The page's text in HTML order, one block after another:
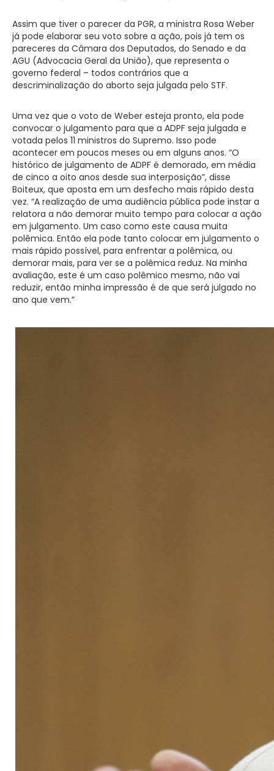
Assim que tiver o parecer da PGR, a ministra Rosa Weber
já pode elaborar seu voto sobre a ação, pois já tem os
pareceres da Câmara dos Deputados, do Senado e da
AGU (Advocacia Geral da União), que representa o
governo federal – todos contrários que a
descriminalização do aborto seja julgada pelo STF.
Uma vez que o voto de Weber esteja pronto, ela pode
convocar o julgamento para que a ADPF seja julgada e
votada pelos 11 ministros do Supremo. Isso pode
acontecer em poucos meses ou em alguns anos. “O
histórico de julgamento de ADPF é demorado, em média
de cinco a oito anos desde sua interposição”, disse
Boiteux, que aposta em um desfecho mais rápido desta
vez. “A realização de uma audiência pública pode instar a
relatora a não demorar muito tempo para colocar a ação
em julgamento. Um caso como este causa muita
polêmica. Então ela pode tanto colocar em julgamento o
mais rápido possível, para enfrentar a polêmica, ou
demorar mais, para ver se a polêmica reduz. Na minha
avaliação, este é um caso polêmico mesmo, não vai
reduzir, então minha impressão é de que será julgado no
ano que vem.”